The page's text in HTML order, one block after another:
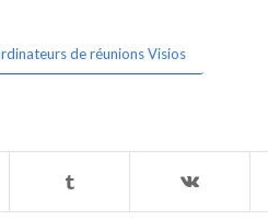
de réunions Visios